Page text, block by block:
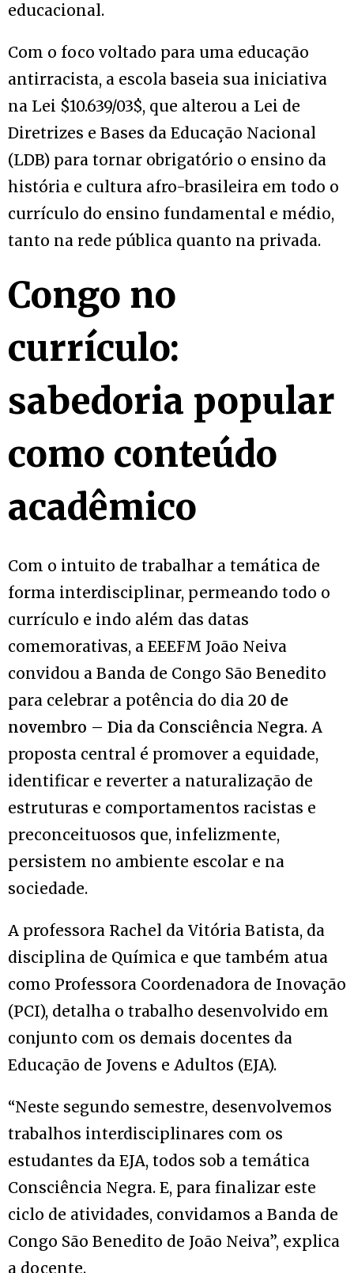
educacional.
Com o foco voltado para uma educação
antirracista, a escola baseia sua iniciativa
na Lei $10.639/03$, que alterou a Lei de
Diretrizes e Bases da Educação Nacional
(LDB) para tornar obrigatório o ensino da
história e cultura afro-brasileira em todo o
currículo do ensino fundamental e médio,
tanto na rede pública quanto na privada.
Congo no
currículo:
sabedoria popular
como conteúdo
acadêmico
Com o intuito de trabalhar a temática de
forma interdisciplinar, permeando todo o
currículo e indo além das datas
comemorativas, a EEEFM João Neiva
convidou a Banda de Congo São Benedito
para celebrar a potência do dia 20 de
novembro – Dia da Consciência Negra. A
proposta central é promover a equidade,
identificar e reverter a naturalização de
estruturas e comportamentos racistas e
preconceituosos que, infelizmente,
persistem no ambiente escolar e na
sociedade.
A professora Rachel da Vitória Batista, da
disciplina de Química e que também atua
como Professora Coordenadora de Inovação
(PCI), detalha o trabalho desenvolvido em
conjunto com os demais docentes da
Educação de Jovens e Adultos (EJA).
“Neste segundo semestre, desenvolvemos
trabalhos interdisciplinares com os
estudantes da EJA, todos sob a temática
Consciência Negra. E, para finalizar este
ciclo de atividades, convidamos a Banda de
Congo São Benedito de João Neiva”, explica
a docente.